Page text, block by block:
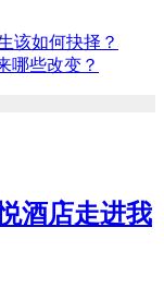
该如何抉择？
哪些改变？
酒店走进我